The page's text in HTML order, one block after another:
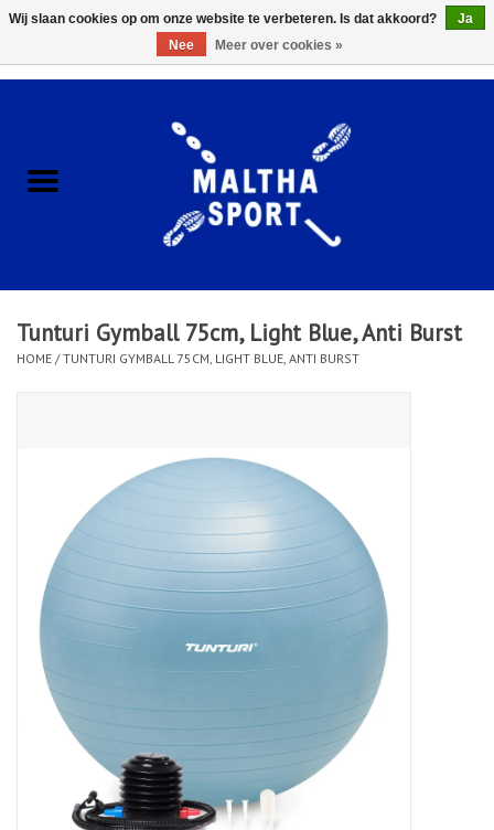
ACCESSOIRES/HARDWARE
KLEDING
CLUBSHOPS
Afspraak Loop Analyse
Diensten
Merken
Tunturi Gymball 75cm, Light Blue, Anti Burst
HOME /TUNTURI GYMBALL 75CM, LIGHT BLUE, ANTI BURST
Wij slaan cookies op om onze website te verbeteren. Is dat akkoord?
Ja
Nee
Meer over cookies »